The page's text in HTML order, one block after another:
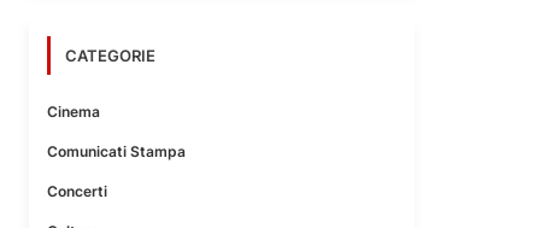
CATEGORIE
Cinema
Comunicati Stampa
Concerti